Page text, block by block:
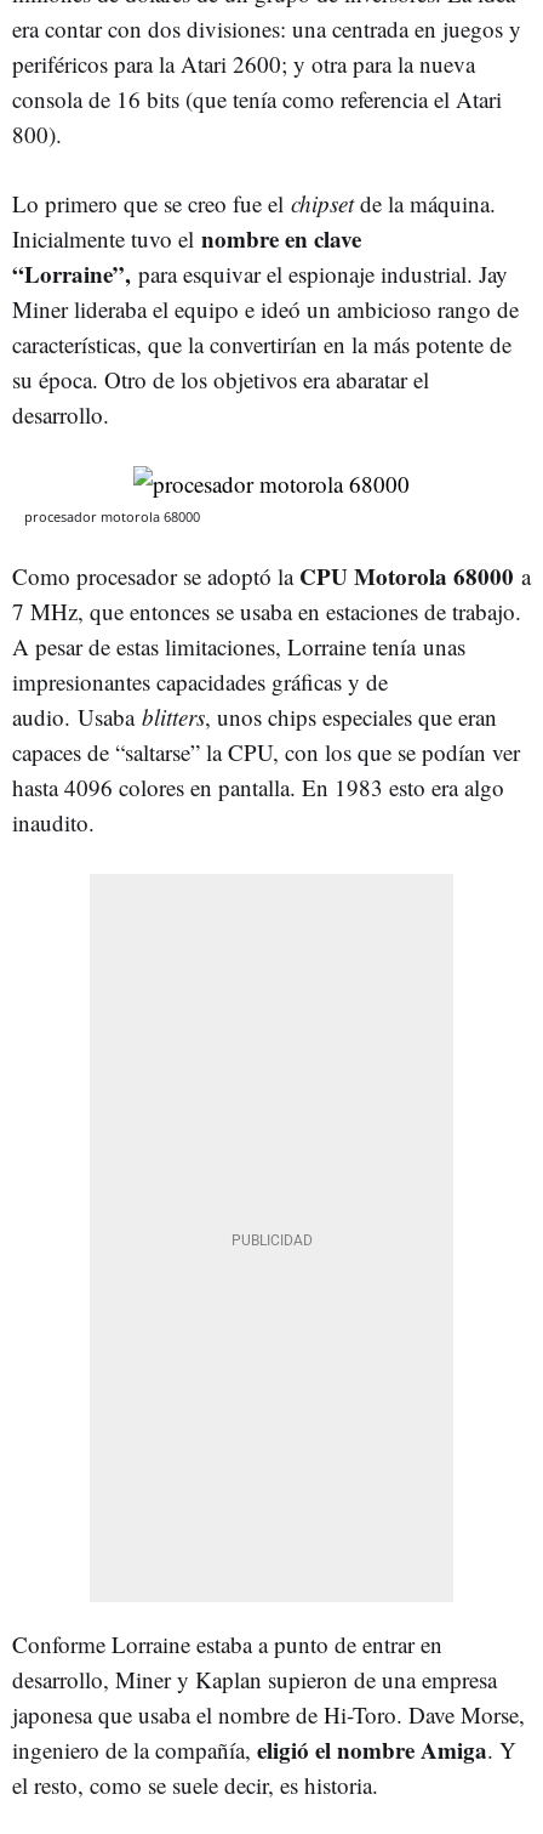
era contar con dos divisiones: una centrada en juegos y
periféricos para la Atari 2600; y otra para la nueva
consola de 16 bits (que tenía como referencia el Atari
800).
Lo primero que se creo fue el chipsetde la máquina.
Inicialmente tuvo el nombre en clave
“Lorraine”, para esquivar el espionaje industrial. Jay
Miner lideraba el equipo e ideó un ambicioso rango de
características, que la convertirían en la más potente de
su época. Otro de los objetivos era abaratar el
desarrollo.
procesador motorola 68000
Como procesador se adoptó la CPU Motorola 68000 a
7 MHz, que entonces se usaba en estaciones de trabajo.
A pesar de estas limitaciones, Lorraine tenía unas
impresionantes capacidades gráficas y de
audio. Usaba blitters, unos chips especiales que eran
capaces de “saltarse” la CPU, con los que se podían ver
hasta 4096 colores en pantalla. En 1983 esto era algo
inaudito.
Conforme Lorraine estaba a punto de entrar en
desarrollo, Miner y Kaplan supieron de una empresa
japonesa que usaba el nombre de Hi-Toro. Dave Morse,
ingeniero de la compañía, eligió el nombre Amiga. Y
el resto, como se suele decir, es historia.